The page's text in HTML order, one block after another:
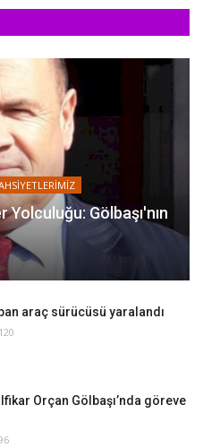
Gölbaşı'nın
araç sürücüsü yaralandı
120
Orçan Gölbaşı’nda göreve